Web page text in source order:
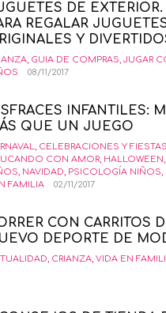
DE EXTERIOR.
REGALAR
Y
, GUIA DE COMPRAS, JUGAR
08/11/2017
INFANTILES:
QUE UN JUEGO
, CELEBRACIONES Y FIESTAS
CON AMOR, HALLOWEEN,
, NAVIDAD, PSICOLOGÍA NIÑOS,
FAMILIA 02/11/2017
CON CARRITOS
DEPORTE DE
, CRIANZA, VIDA EN